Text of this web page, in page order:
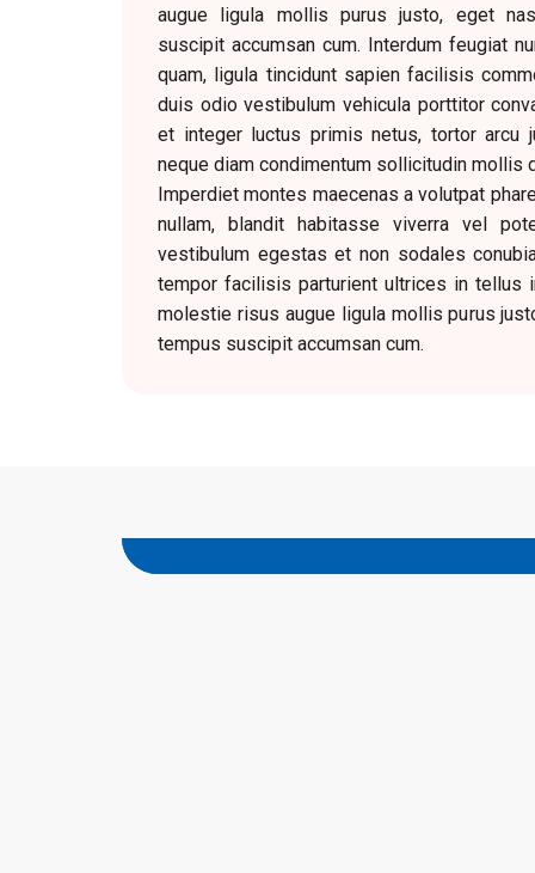
augue ligula mollis purus justo, eget
suscipit accumsan cum. Interdum feugiat
quam, ligula tincidunt sapien facilisis
duis odio vestibulum vehicula porttitor
et integer luctus primis netus, tortor arcu
neque diam condimentum sollicitudin mollis
Imperdiet montes maecenas a volutpat
nullam, blandit habitasse viverra vel
vestibulum egestas et non sodales
tempor facilisis parturient ultrices in tellus
molestie risus augue ligula mollis purus
tempus suscipit accumsan cum.